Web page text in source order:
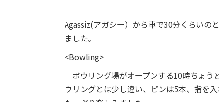
Agassiz(アガシー）から車で30分くらいの
ました。
<Bowling>
ボウリング場がオープンする10時ちょう
ウリングとは少し違い、ピンは5本、指を